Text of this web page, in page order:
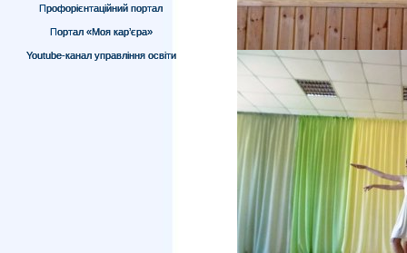
Профорієнтаційний портал
Портал «Моя кар’єра»
Youtube-канал управління освіти